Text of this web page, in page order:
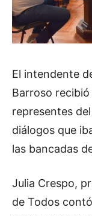
El intendente
Barroso
representes
diálogos que
las bancadas
Julia Crespo,
de Todos